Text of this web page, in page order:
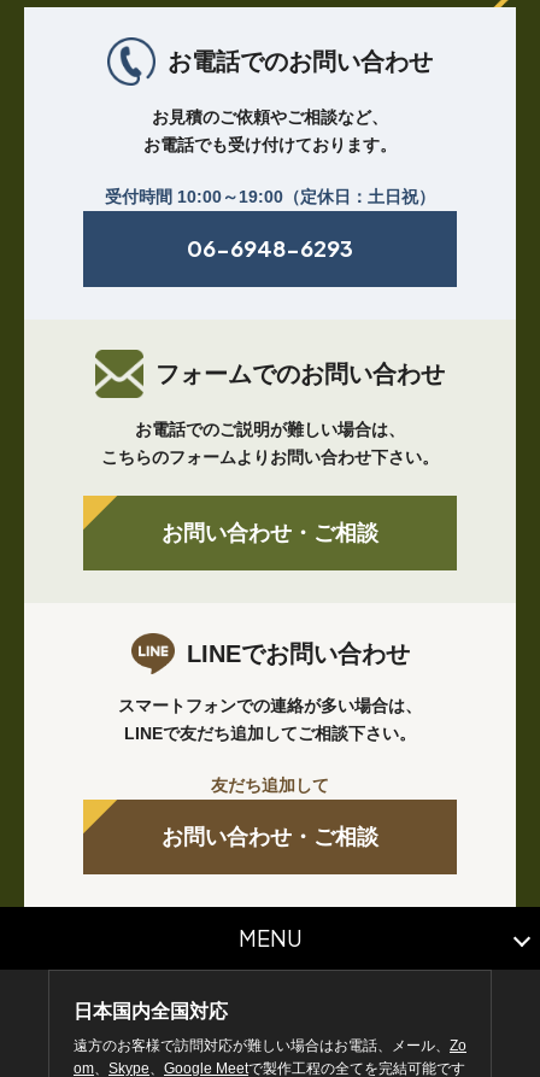
お電話でのお問い合わせ
お見積のご依頼やご相談など、
お電話でも受け付けております。
受付時間 10:00～19:00（定休日：土日祝）
06-6948-6293
フォームでのお問い合わせ
お電話でのご説明が難しい場合は、
こちらのフォームよりお問い合わせ下さい。
お問い合わせ・ご相談
LINEでお問い合わせ
スマートフォンでの連絡が多い場合は、
LINEで友だち追加してご相談下さい。
友だち追加して
お問い合わせ・ご相談
MENU
日本国内全国対応
遠方のお客様で訪問対応が難しい場合はお電話、メール、 Zo
om、 Skype、 Google Meetで製作工程の全てを完結可能です